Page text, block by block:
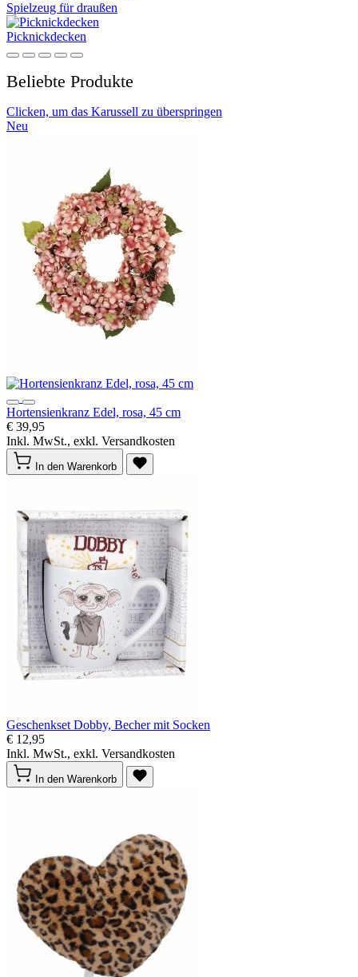
Spielzeug für draußen
Picknickdecken
Beliebte Produkte
Clicken, um das Karussell zu überspringen
Neu
Hortensienkranz Edel, rosa, 45 cm
€ 39,95
Inkl. MwSt., exkl. Versandkosten
In den Warenkorb
Geschenkset Dobby, Becher mit Socken
€ 12,95
Inkl. MwSt., exkl. Versandkosten
In den Warenkorb